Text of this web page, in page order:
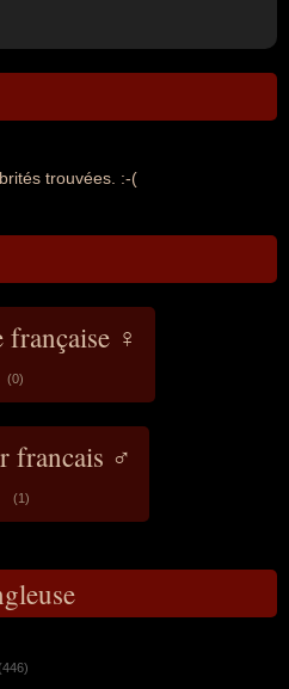
trouvées. :-(
française ♀
(0)
francais ♂
(1)